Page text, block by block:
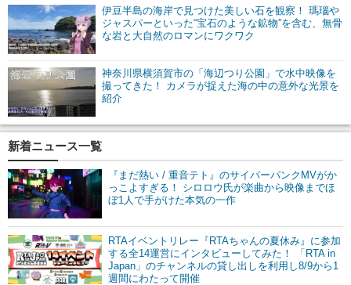
伊豆半島の海岸で見つけた美しい石を観察！ 瑪瑙や
ジャスパーといった“宝石のような鉱物”を含む、無骨
な岩と大自然のロマンにワクワク
神奈川県横須賀市の「海辺つり公園」で水中映像を
撮ってきた！ カメラが捉えた海の中の意外な光景を
紹介
新着ニュース一覧
『まだ熱い / 重音テト』のサイバーパンクMVがか
っこよすぎる！ シロロウ氏が楽曲から映像までほ
ぼ1人で手がけた本気の一作
RTAイベントリレー『RTAちゃんの夏休み』に参加
する全14運営にインタビューしてみた！ 「RTA in
Japan」のチャンネルの貸し出しを利用し8/9から1
週間にわたって開催